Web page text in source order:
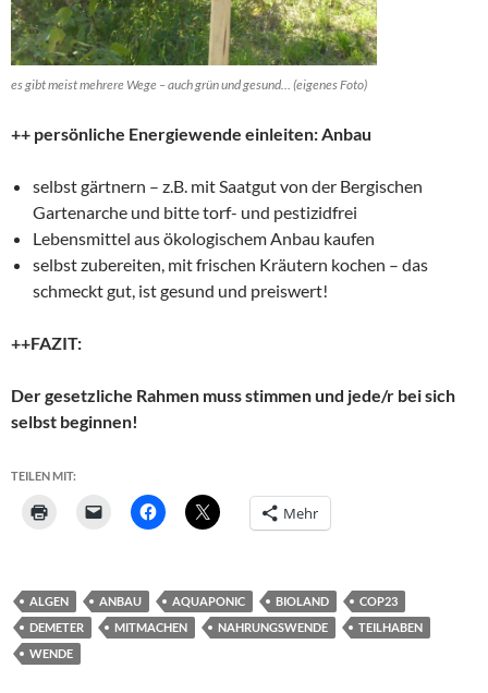
es gibt meist mehrere Wege – auch grün und gesund… (eigenes Foto)
++ persönliche Energiewende einleiten: Anbau
selbst gärtnern – z.B. mit Saatgut von der Bergischen
Gartenarche und bitte torf- und pestizidfrei
Lebensmittel aus ökologischem Anbau kaufen
selbst zubereiten, mit frischen Kräutern kochen – das
schmeckt gut, ist gesund und preiswert!
++FAZIT:
Der gesetzliche Rahmen muss stimmen und jede/r bei sich
selbst beginnen!
TEILEN MIT:
Mehr
ALGEN ANBAU AQUAPONIC BIOLAND
COP23
DEMETER
MITMACHEN NAHRUNGSWENDE
TEILHABEN
WENDE